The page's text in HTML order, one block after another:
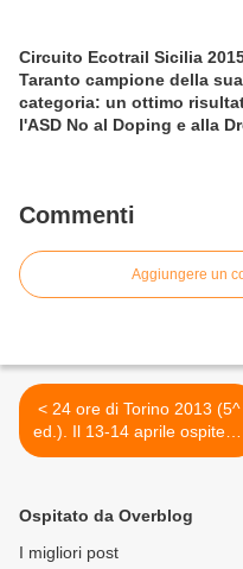
Circuito Ecotrail Sicilia
Taranto campione della sua
categoria: un ottimo
l'ASD No al Doping e alla
Commenti
Aggiungere un
< 24 ore di Torino 2013 (5^
ed.). Il 13-14 aprile ospitera'
il Campionato Italiano
assegnazione del Mondiale
Ospitato da Overblog
I migliori post